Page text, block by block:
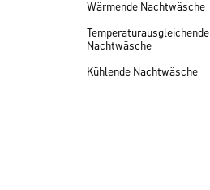
Wärmende Nachtwäsche
Temperaturausgleichende
Nachtwäsche
Kühlende Nachtwäsche